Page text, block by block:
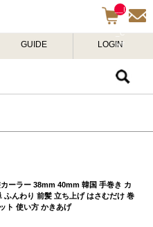
__I
TM
_C
NT
GUIDE LOGIN
ーラー 38mm 40mm 韓国 手巻き カ
んわり 前髪 立ち上げ はさむだけ 巻
ト 使い方 かきあげ